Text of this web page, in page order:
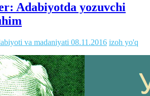
Adabiyotda yozuvchi
va madaniyati 08.11.2016 izoh yo'q